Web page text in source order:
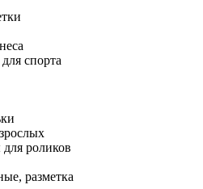
спорта
роликов
разметка